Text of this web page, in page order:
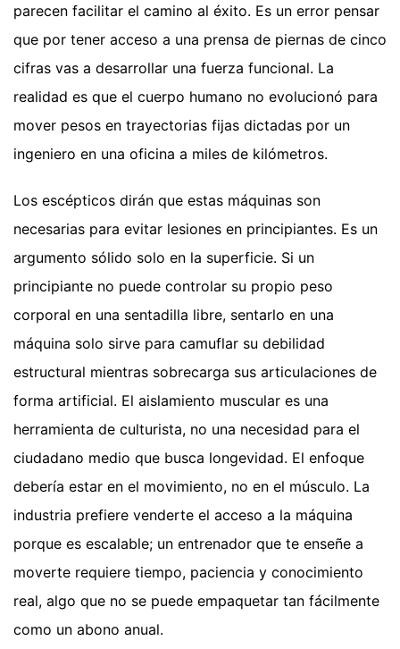
parecen facilitar el camino al éxito. Es un error pensar
que por tener acceso a una prensa de piernas de cinco
cifras vas a desarrollar una fuerza funcional. La
realidad es que el cuerpo humano no evolucionó para
mover pesos en trayectorias fijas dictadas por un
ingeniero en una oficina a miles de kilómetros.
Los escépticos dirán que estas máquinas son
necesarias para evitar lesiones en principiantes. Es un
argumento sólido solo en la superficie. Si un
principiante no puede controlar su propio peso
corporal en una sentadilla libre, sentarlo en una
máquina solo sirve para camuflar su debilidad
estructural mientras sobrecarga sus articulaciones de
forma artificial. El aislamiento muscular es una
herramienta de culturista, no una necesidad para el
ciudadano medio que busca longevidad. El enfoque
debería estar en el movimiento, no en el músculo. La
industria prefiere venderte el acceso a la máquina
porque es escalable; un entrenador que te enseñe a
moverte requiere tiempo, paciencia y conocimiento
real, algo que no se puede empaquetar tan fácilmente
como un abono anual.